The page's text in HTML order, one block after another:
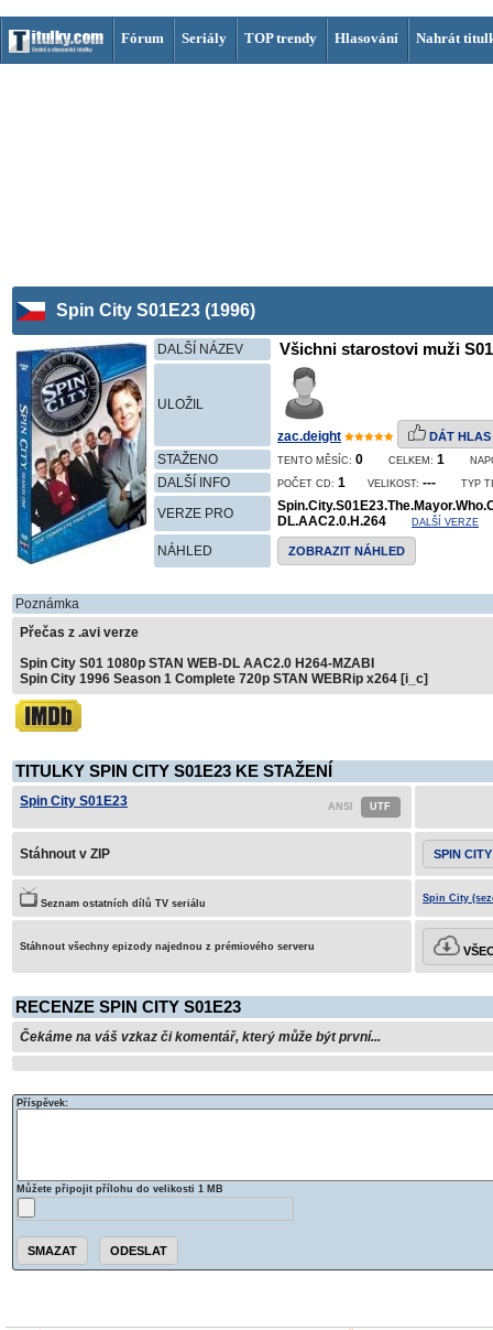
Fórum Seriály TOP trendy Hlasování Nahrát
Spin City S01E23 (1996)
DALŠÍ NÁZEV Všichni starostovi muži
ULOŽIL
zac.deight DÁT HLAS
STAŽENO TENTO MĚSÍC: 0 CELKEM: 1
DALŠÍ INFO POČET CD: 1 VELIKOST: --- TYP
VERZE PRO
DL.AAC2.0.H.264
DALŠÍ VERZE
NÁHLED ZOBRAZIT NÁHLED
Poznámka
Přečas z .avi verze
Spin City S01 1080p STAN WEB-DL AAC2.0 H264-MZABI
Spin City 1996 Season 1 Complete 720p STAN WEBRip x264 [i_c]
TITULKY SPIN CITY S01E23 KE STAŽENÍ
Spin City S01E23
Stáhnout v ZIP SPIN
Seznam ostatních dílů TV seriálu Spin City
Stáhnout všechny epizody najednou z prémiového serveru
RECENZE SPIN CITY S01E23
Čekáme na váš vzkaz či komentář, který může být první...
Příspěvek:
Můžete připojit přílohu do velikosti 1 MB